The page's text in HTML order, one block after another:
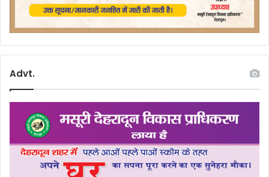
Advt.